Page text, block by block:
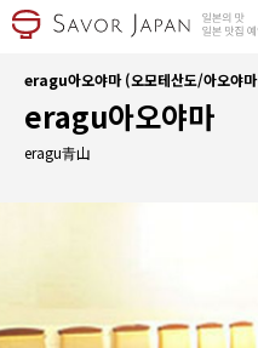
eragu아오야마 (오모테산도/아오야
eragu아오야마
eragu青山